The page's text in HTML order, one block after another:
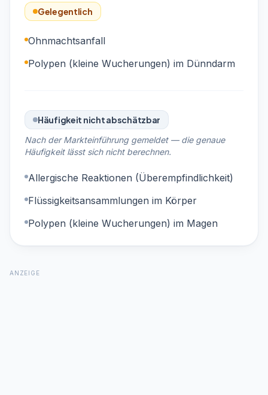
Gelegentlich
Ohnmachtsanfall
Polypen (kleine Wucherungen) im Dünndarm
Häufigkeit nicht abschätzbar
Nach der Markteinführung gemeldet — die genaue
Häufigkeit lässt sich nicht berechnen.
Allergische Reaktionen (Überempfindlichkeit)
Flüssigkeitsansammlungen im Körper
Polypen (kleine Wucherungen) im Magen
ANZEIGE